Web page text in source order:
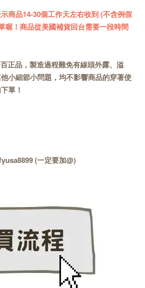
商品14-30個工作天左右收到 (不含例假
喔！商品從美國補貨回台需要一段時間
正品，製造過程難免有線頭外露、溢
小細節小問題，均不影響商品的穿著使
單！
(一定要加@)